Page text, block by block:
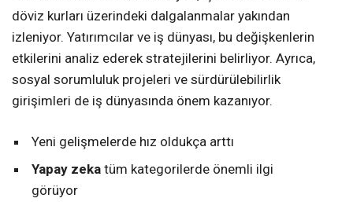
döviz kurları üzerindeki dalgalanmalar yakından
izleniyor. Yatırımcılar ve iş dünyası, bu değişkenlerin
etkilerini analiz ederek stratejilerini belirliyor. Ayrıca,
sosyal sorumluluk projeleri ve sürdürülebilirlik
girişimleri de iş dünyasında önem kazanıyor.
Yeni gelişmelerde hız oldukça arttı
Yapay zeka tüm kategorilerde önemli ilgi
görüyor